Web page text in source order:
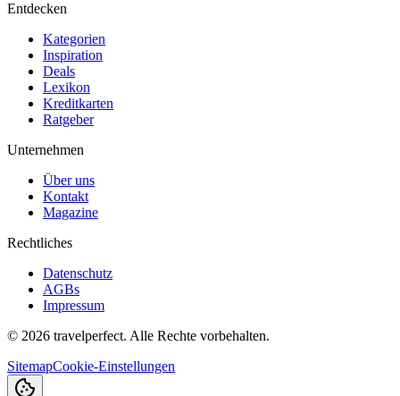
Entdecken
Kategorien
Inspiration
Deals
Lexikon
Kreditkarten
Ratgeber
Unternehmen
Über uns
Kontakt
Magazine
Rechtliches
Datenschutz
AGBs
Impressum
© 2026 travelperfect. Alle Rechte vorbehalten.
SitemapCookie-Einstellungen